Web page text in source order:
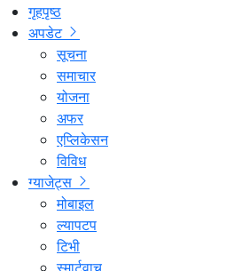
गृहपृष्ठ
अपडेट
सूचना
समाचार
योजना
अफर
एप्लिकेसन
विविध
ग्याजेट्स
मोबाइल
ल्यापटप
टिभी